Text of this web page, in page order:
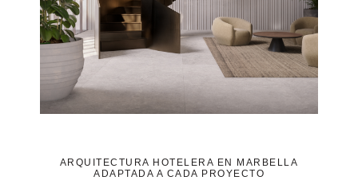
ARQUITECTURA HOTELERA EN MARBELLA
ADAPTADA A CADA PROYECTO